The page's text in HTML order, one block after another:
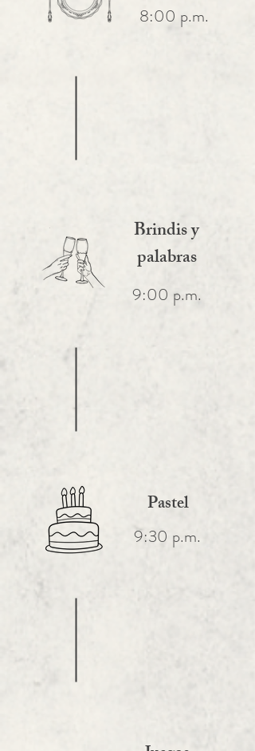
8:00 p.m.
Brindis y
palabras
9:00 p.m.
Pastel
9:30 p.m.